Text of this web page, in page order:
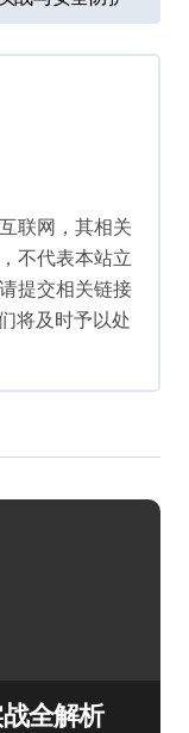
联网，其相关
不代表本站立
提交相关链接
将及时予以处
全解析